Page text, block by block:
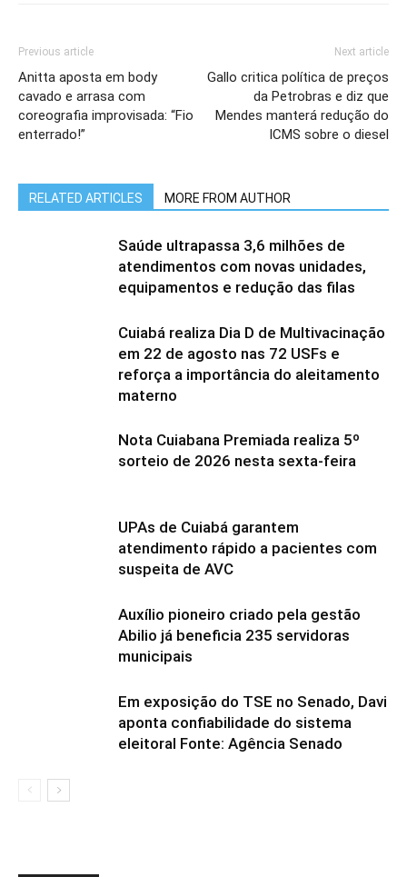
Previous article
Anitta aposta em body
cavado e arrasa com
coreografia improvisada: “Fio
enterrado!”
Next article
Gallo critica política de preços
da Petrobras e diz que
Mendes manterá redução do
ICMS sobre o diesel
RELATED ARTICLES MORE FROM AUTHOR
Saúde ultrapassa 3,6 milhões de
atendimentos com novas unidades,
equipamentos e redução das filas
Cuiabá realiza Dia D de Multivacinação
em 22 de agosto nas 72 USFs e
reforça a importância do aleitamento
materno
Nota Cuiabana Premiada realiza 5º
sorteio de 2026 nesta sexta-feira
UPAs de Cuiabá garantem
atendimento rápido a pacientes com
suspeita de AVC
Auxílio pioneiro criado pela gestão
Abilio já beneficia 235 servidoras
municipais
Em exposição do TSE no Senado, Davi
aponta confiabilidade do sistema
eleitoral Fonte: Agência Senado